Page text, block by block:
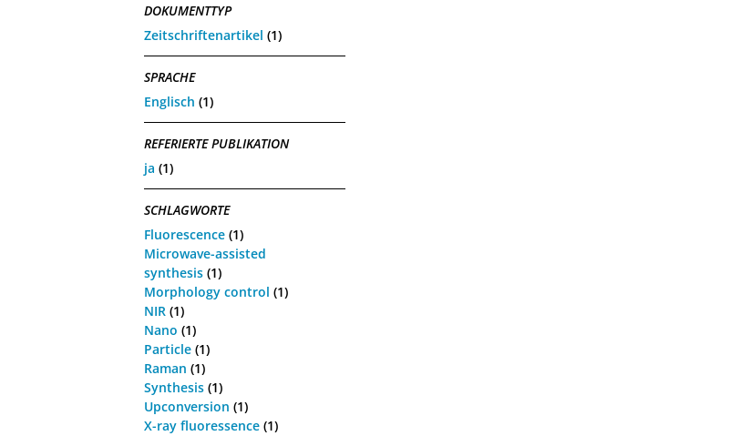
DOKUMENTTYP
Zeitschriftenartikel (1)
SPRACHE
Englisch (1)
REFERIERTE PUBLIKATION
ja (1)
SCHLAGWORTE
Fluorescence (1)
Microwave-assisted
synthesis (1)
Morphology control (1)
NIR (1)
Nano (1)
Particle (1)
Raman (1)
Synthesis (1)
Upconversion (1)
X-ray fluoressence (1)